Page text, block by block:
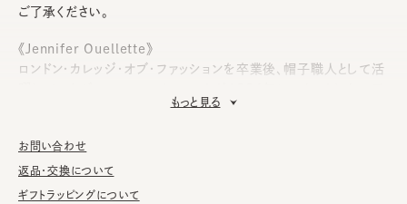
ご了承ください。
《Jennifer Ouellette》
ロンドン・カレッジ・オブ・ファッションを卒業後、帽子職人として活
アクセサリーブランド。母親が経営していたヴィンテージショップで
ユニークなへアーバンドアクセサリー。ヴィンテージファッションに
対する情熱を現代のニューヨークスタイルに落とし込んだそのデ
ザインは活力と革新性に満ちあふれ、世界の一流ファッション誌
もっと見る
お問い合わせ
返品・交換について
ギフトラッピングについて